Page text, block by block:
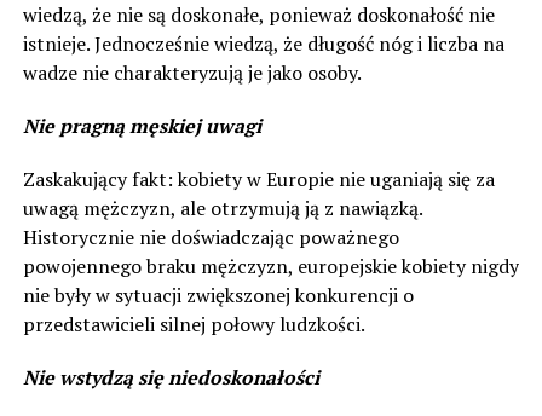
wiedzą, że nie są doskonałe, ponieważ doskonałość nie
istnieje. Jednocześnie wiedzą, że długość nóg i liczba na
wadze nie charakteryzują je jako osoby.
Nie pragną męskiej uwagi
Zaskakujący fakt: kobiety w Europie nie uganiają się za
uwagą mężczyzn, ale otrzymują ją z nawiązką.
Historycznie nie doświadczając poważnego
powojennego braku mężczyzn, europejskie kobiety nigdy
nie były w sytuacji zwiększonej konkurencji o
przedstawicieli silnej połowy ludzkości.
Nie wstydzą się niedoskonałości